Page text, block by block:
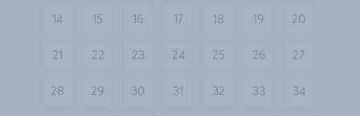
14 15 16 17 18 19 20
21 22 23 24 25 26 27
28 29 30 31 32 33 34